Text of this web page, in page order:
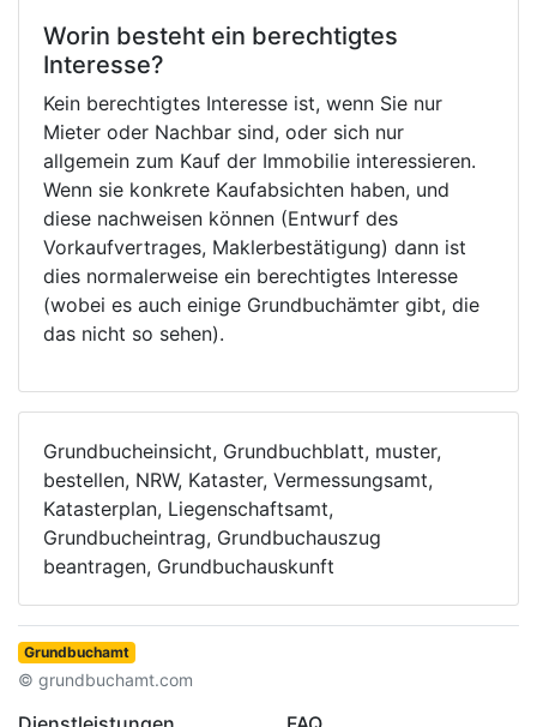
Worin besteht ein berechtigtes
Interesse?
Kein berechtigtes Interesse ist, wenn Sie nur
Mieter oder Nachbar sind, oder sich nur
allgemein zum Kauf der Immobilie interessieren.
Wenn sie konkrete Kaufabsichten haben, und
diese nachweisen können (Entwurf des
Vorkaufvertrages, Maklerbestätigung) dann ist
dies normalerweise ein berechtigtes Interesse
(wobei es auch einige Grundbuchämter gibt, die
das nicht so sehen).
Grundbucheinsicht, Grundbuchblatt, muster,
bestellen, NRW, Kataster, Vermessungsamt,
Katasterplan, Liegenschaftsamt,
Grundbucheintrag, Grundbuchauszug
beantragen, Grundbuchauskunft
Grundbuchamt
© grundbuchamt.com